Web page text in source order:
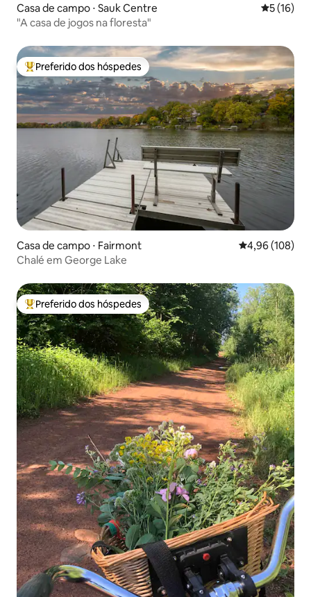
Casa de campo ⋅ Sauk Centre 5 de uma
5 (16)
"A casa de jogos na floresta"
Entre os melhores preferidos dos hóspedes
Preferido dos hóspedes
Casa de campo ⋅ Fairmont 4,96 de uma
4,96 (108)
Chalé em George Lake
Entre os melhores preferidos dos hóspedes
Preferido dos hóspedes